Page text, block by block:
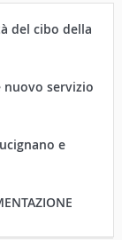
del cibo della
servizio
e